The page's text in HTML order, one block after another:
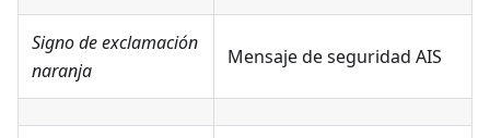
Signo de exclamación
naranja
Mensaje de seguridad AIS